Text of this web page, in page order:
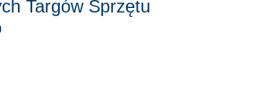
Targów Sprzętu